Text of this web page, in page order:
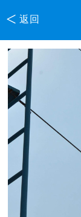
< 返回